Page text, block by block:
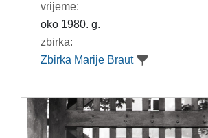
vrijeme:
oko 1980. g.
zbirka:
Zbirka Marije Braut